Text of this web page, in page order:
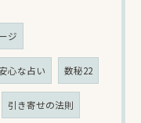
ジ
心な占い 数秘22
引き寄せの法則